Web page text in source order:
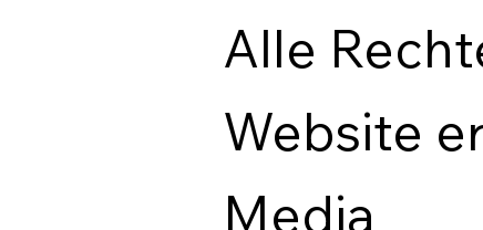
Alle
Website
Media